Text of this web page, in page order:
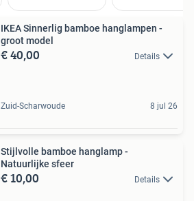
IKEA Sinnerlig bamboe hanglampen -
groot model
€ 40,00 Details
Zuid-Scharwoude 8 jul 26
Stijlvolle bamboe hanglamp -
Natuurlijke sfeer
€ 10,00 Details